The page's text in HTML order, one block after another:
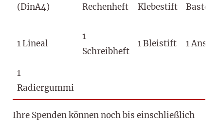
(DinA4)
Rechenheft
Klebestift
1 Lineal
1
Schreibheft
1 Bleistift 1
1
Radiergummi
Ihre Spenden können noch bis einschließlich